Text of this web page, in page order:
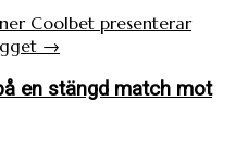
Coolbet presenterar
→
en stängd match mot